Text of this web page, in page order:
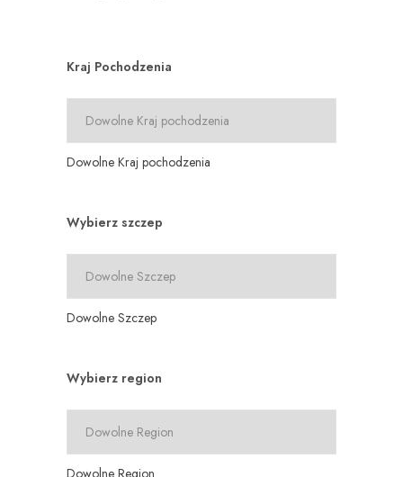
Kraj Pochodzenia
Dowolne Kraj pochodzenia
Wybierz szczep
Dowolne Szczep
Wybierz region
Dowolne Region